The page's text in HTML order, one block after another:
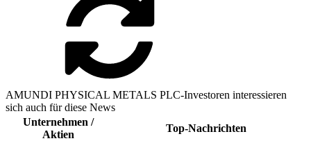
AMUNDI PHYSICAL METALS PLC-Investoren interessieren
sich auch für diese News
Unternehmen /
Aktien
Top-Nachrichten